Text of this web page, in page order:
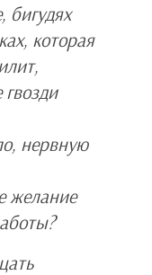
бигудях
которая
гвозди
нервную
желание